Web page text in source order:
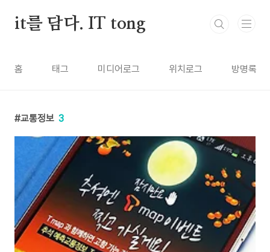
it를 담다. IT tong
홈 태그 미디어로그 위치로그 방명록
교통정보 3